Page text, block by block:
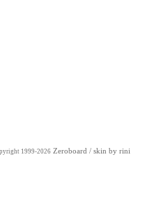
1999-2026 Zeroboard / skin by rini